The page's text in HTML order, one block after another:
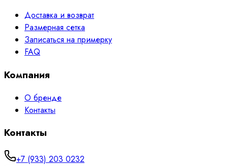
Доставка и возврат
Размерная сетка
Записаться на примерку
FAQ
Компания
О бренде
Контакты
Контакты
+7 (933) 203 0232